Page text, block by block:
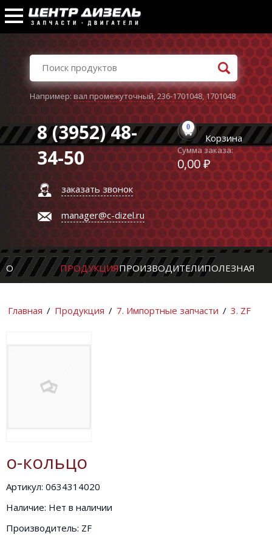
Например:вал промежуточный,236-1701048,1701048
8 (3952) 48-
34-50
заказать звонок
manager@c-dizel.ru
0
Корзина
Сумма заказа:
0,00 ₽
О ПРОДУКЦИЯПРОИЗВОДИТЕЛИПОЛЕЗНАЯ
Главная / Продукция / 7. Импортные запчасти / 3. ZF
о-кольцо
Артикул: 0634314020
Наличие: Нет в наличии
Производитель: ZF